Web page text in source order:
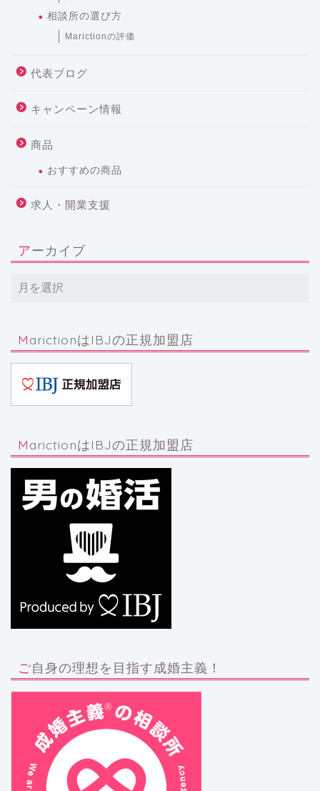
相談所の選び方
Marictionの評価
代表ブログ
キャンペーン情報
商品
おすすめの商品
求人・開業支援
アーカイブ
MarictionはIBJの正規加盟店
MarictionはIBJの正規加盟店
ご自身の理想を目指す成婚主義！